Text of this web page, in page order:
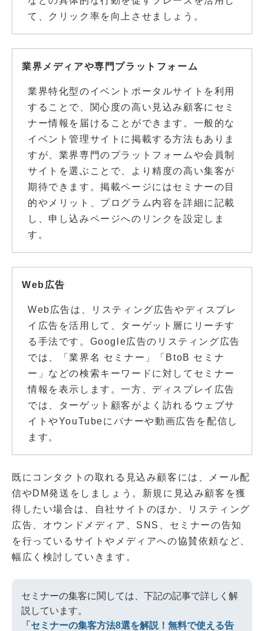
て、クリック率を向上させましょう。
業界メディアや専門プラットフォーム
業界特化型のイベントポータルサイトを利用
することで、関心度の高い見込み顧客にセミ
ナー情報を届けることができます。一般的な
イベント管理サイトに掲載する方法もありま
すが、業界専門のプラットフォームや会員制
サイトを選ぶことで、より精度の高い集客が
期待できます。掲載ページにはセミナーの目
的やメリット、プログラム内容を詳細に記載
し、申し込みページへのリンクを設定しま
す。
Web広告
Web広告は、リスティング広告やディスプレ
イ広告を活用して、ターゲット層にリーチす
る手法です。Google広告のリスティング広告
では、「業界名 セミナー」「BtoB セミナ
ー」などの検索キーワードに対してセミナー
情報を表示します。一方、ディスプレイ広告
では、ターゲット顧客がよく訪れるウェブサ
イトやYouTubeにバナーや動画広告を配信し
ます。
既にコンタクトの取れる見込み顧客には、メール配
信やDM発送をしましょう。新規に見込み顧客を獲
得したい場合は、自社サイトのほか、リスティング
広告、オウンドメディア、SNS、セミナーの告知
を行っているサイトやメディアへの協賛依頼など、
幅広く検討していきます。
セミナーの集客に関しては、下記の記事で詳しく解
説しています。
「セミナーの集客方法8選を解説！無料で使える告